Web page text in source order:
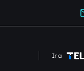
Ir a